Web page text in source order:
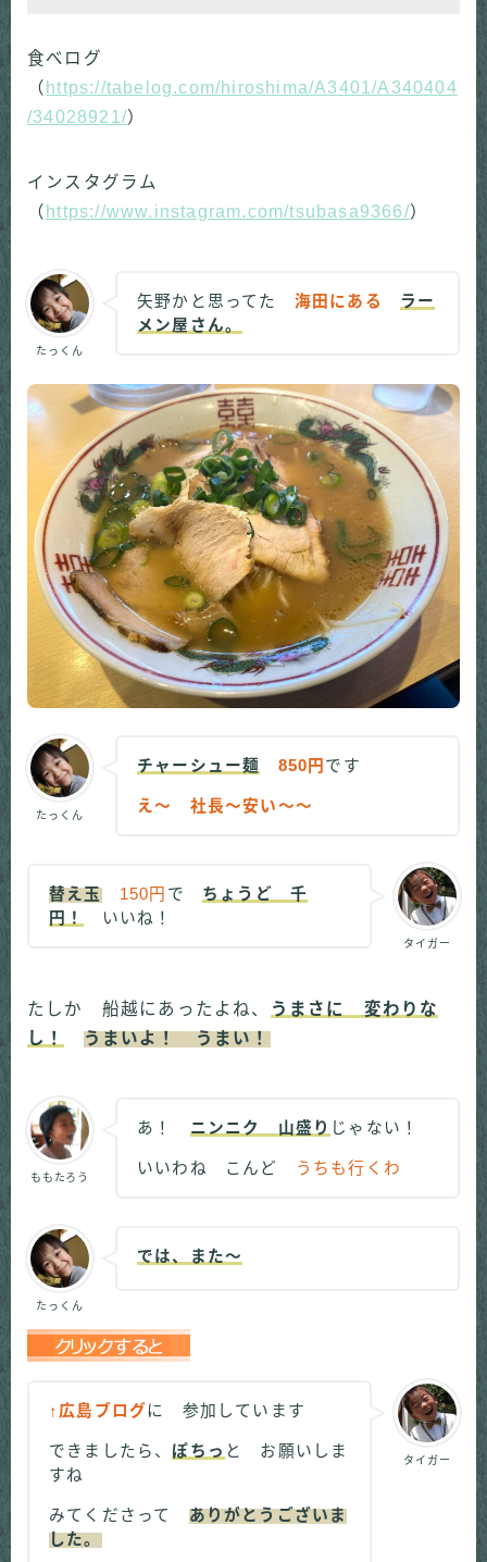
食べログ
（ https://tabelog.com/hiroshima/A3401/A340404
/34028921/）
インスタグラム
（ https://www.instagram.com/tsubasa9366/）
たっくん
矢野かと思ってた 海田にある
ラー
メン屋さん。
たっくん
チャーシュー麺 850円 です
え～ 社長～安い～～
タイガー
替え玉 150円 で ちょうど 千
円！
いいね！
たしか 船越にあったよね、
うまさに 変わりな
し！
うまいよ！ うまい！
ももたろう
あ！ ニンニク 山盛り じゃない！
いいわね こんど うちも行くわ
たっくん
では、また～
タイガー
↑広島ブログに 参加しています
できましたら、 ぽちっ と お願いしま
すね
みてくださって ありがとうございま
した。